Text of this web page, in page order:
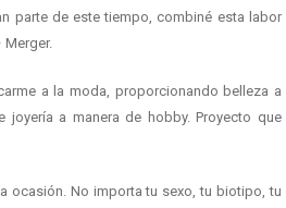
parte de este tiempo, combiné esta labor
Merger.
a la moda, proporcionando belleza a
a manera de hobby. Proyecto que
ocasión. No importa tu sexo, tu biotipo, tu